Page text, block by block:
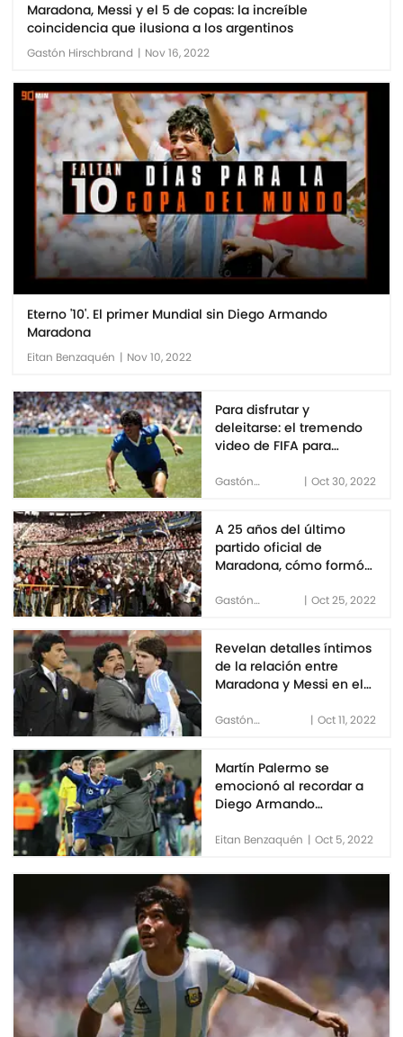
Maradona, Messi y el 5 de copas: la increíble
coincidencia que ilusiona a los argentinos
Gastón Hirschbrand | Nov 16, 2022
Eterno '10'. El primer Mundial sin Diego Armando
Maradona
Eitan Benzaquén | Nov 10, 2022
Para disfrutar y
deleitarse: el tremendo
video de FIFA para
en su cumpleaños
Gastón
| Oct 30, 2022
A 25 años del último
partido oficial de
Maradona, cómo formó
desconocidos
Gastón
| Oct 25, 2022
Revelan detalles íntimos
de la relación entre
Maradona y Messi en el
2010
Gastón
| Oct 11, 2022
Martín Palermo se
emocionó al recordar a
Diego Armando
Eitan Benzaquén | Oct 5, 2022